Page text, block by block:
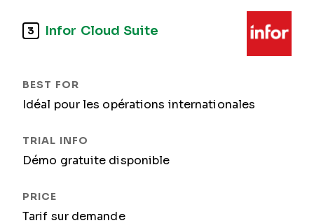
3 Infor Cloud Suite
Idéal pour les opérations internationales
Démo gratuite disponible
Tarif sur demande